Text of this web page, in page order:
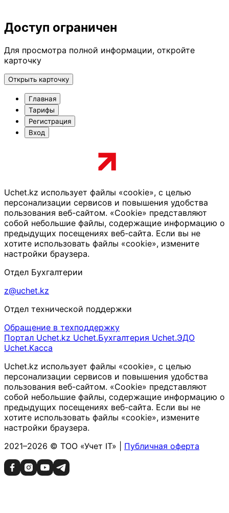
Доступ ограничен
Для просмотра полной информации, откройте
карточку
Открыть карточку
Главная
Тарифы
Регистрация
Вход
Uchet.kz использует файлы «cookie», с целью
персонализации сервисов и повышения удобства
пользования веб-сайтом. «Cookie» представляют
собой небольшие файлы, содержащие информацию о
предыдущих посещениях веб-сайта. Если вы не
хотите использовать файлы «cookie», измените
настройки браузера.
Отдел Бухгалтерии
z@uchet.kz
Отдел технической поддержки
Обращение в техподдержку
Портал Uchet.kz Uchet.Бухгалтерия Uchet.ЭДО
Uchet.Касса
Uchet.kz использует файлы «cookie», с целью
персонализации сервисов и повышения удобства
пользования веб-сайтом. «Cookie» представляют
собой небольшие файлы, содержащие информацию о
предыдущих посещениях веб-сайта. Если вы не
хотите использовать файлы «cookie», измените
настройки браузера.
2021–2026 © ТОО «Учет IT» | Публичная оферта